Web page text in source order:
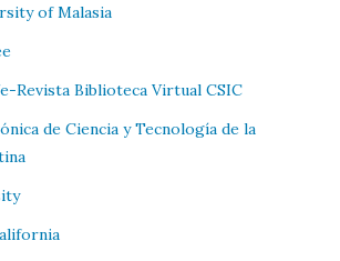
of Malasia
Revista Biblioteca Virtual CSIC
de Ciencia y Tecnología de la